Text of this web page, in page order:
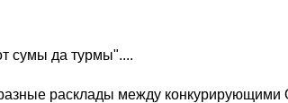
сумы да турмы"....
расклады между конкурирующими